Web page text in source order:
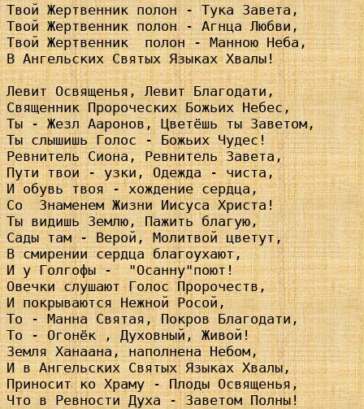
Твой Жертвенник полон - Тука Завета,
Твой Жертвенник полон - Агнца Любви,
Твой Жертвенник  полон - Манною Неба,
В Ангельских Святых Языках Хвалы!
Левит Освященья, Левит Благодати,
Священник Пророческих Божьих Небес,
Ты - Жезл Ааронов, Цветёшь ты Заветом,
Ты слышишь Голос - Божьих Чудес!
Ревнитель Сиона, Ревнитель Завета,
Пути твои - узки, Одежда - чиста,
И обувь твоя - хождение сердца,
Со  Знаменем Жизни Иисуса Христа!
Ты видишь Землю, Пажить благую,
Сады там - Верой, Молитвой цветут,
В смирении сердца благоухают,
И у Голгофы -  "Осанну"поют!
Овечки слушают Голос Пророчеств,
И покрываются Нежной Росой,
То - Манна Святая, Покров Благодати,
То - Огонёк , Духовный, Живой!
Земля Ханаана, наполнена Небом,
И в Ангельских Святых Языках Хвалы,
Приносит ко Храму - Плоды Освященья,
Что в Ревности Духа - Заветом Полны!